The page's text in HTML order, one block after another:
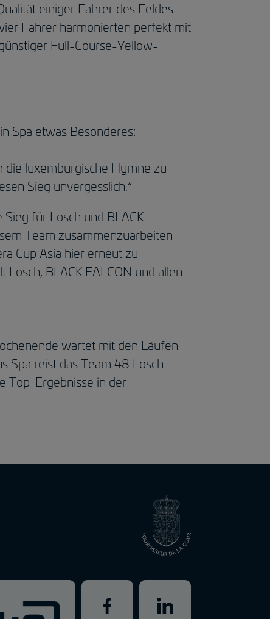
einiger Fahrer des Feldes
Fahrer harmonierten perfekt mit
Full-Course-Yellow-
Spa etwas Besonderes:
die luxemburgische Hymne zu
Sieg unvergesslich.“
für Losch und BLACK
Team zusammenzuarbeiten
Cup Asia hier erneut zu
BLACK FALCON und allen
wartet mit den Läufen
Spa reist das Team 48 Losch
Top-Ergebnisse in der